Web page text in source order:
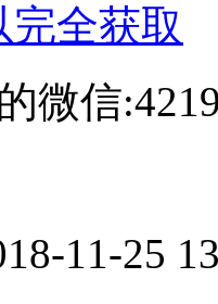
完全获取
微信
11-25